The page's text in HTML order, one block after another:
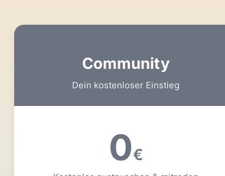
Community
Dein kostenloser Einstieg
0€